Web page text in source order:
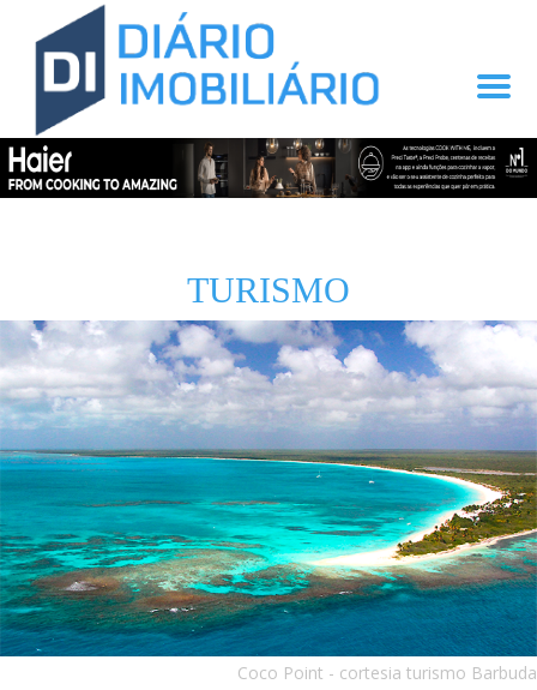
TURISMO
Coco Point - cortesia turismo Barbuda